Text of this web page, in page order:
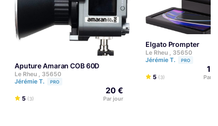
Aputure Amaran COB 60D
Le Rheu , 35650
Jérémie T.
PRO
5 (3)
20 €
Par jour
Elgato Prompter
Le Rheu , 35650
Jérémie T.
PRO
5 (3)
10
Par